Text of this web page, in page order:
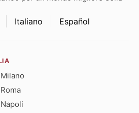
Italiano Español